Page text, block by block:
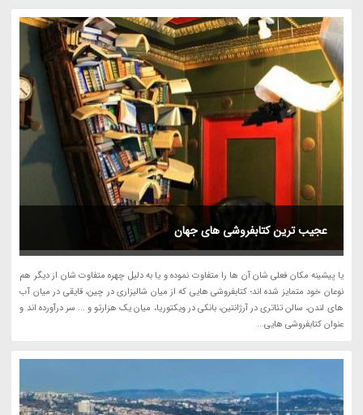
عجیب ترین کتابفروشی های جهان
یا پیشینه مکان فعلی شان آن ها را متفاوت نموده و یا به دلیل چهره متفاوت شان از دیگر هم
نوعان خود متمایز شده اند؛ کتابفروشی هایی که از میان شالیزاری در چین، قایقی در میان آب
های لندن، سالن تئاتری در آرژانتین، بانکی در ویکتوریا، میان یک هزارتو و ... سر درآورده اند و
عنوان کتابفروشی هایی...